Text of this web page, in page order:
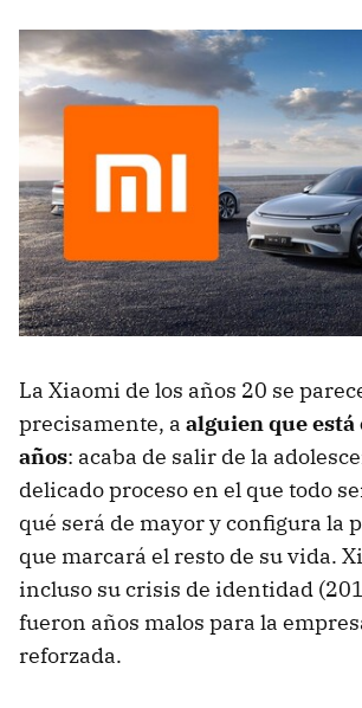
La Xiaomi de los años 20 se
precisamente, a alguien que está
años: acaba de salir de la
delicado proceso en el que todo
qué será de mayor y configura la
que marcará el resto de su vida.
incluso su crisis de identidad
fueron años malos para la
reforzada.